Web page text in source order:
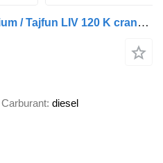
Renault VP K520 6x4 Medium / Tajfun LIV 120 K crane / 120 tho. km! / 202
Carburant diesel